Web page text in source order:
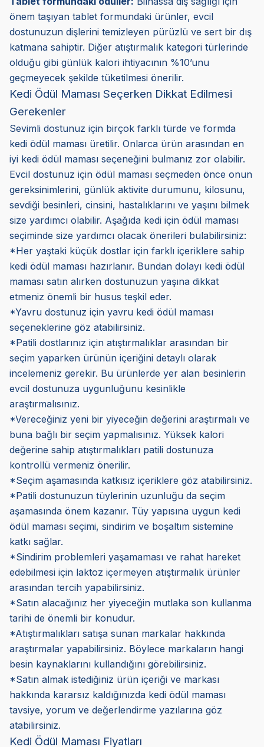
önem taşıyan tablet formundaki ürünler, evcil
dostunuzun dişlerini temizleyen pürüzlü ve sert bir dış
katmana sahiptir. Diğer atıştırmalık kategori türlerinde
olduğu gibi günlük kalori ihtiyacının %10’unu
geçmeyecek şekilde tüketilmesi önerilir.
Kedi Ödül Maması Seçerken Dikkat Edilmesi
Gerekenler
Sevimli dostunuz için birçok farklı türde ve formda
kedi ödül maması üretilir. Onlarca ürün arasından en
iyi kedi ödül maması seçeneğini bulmanız zor olabilir.
Evcil dostunuz için ödül maması seçmeden önce onun
gereksinimlerini, günlük aktivite durumunu, kilosunu,
sevdiği besinleri, cinsini, hastalıklarını ve yaşını bilmek
size yardımcı olabilir. Aşağıda kedi için ödül maması
seçiminde size yardımcı olacak önerileri bulabilirsiniz:
*Her yaştaki küçük dostlar için farklı içeriklere sahip
kedi ödül maması hazırlanır. Bundan dolayı kedi ödül
maması satın alırken dostunuzun yaşına dikkat
etmeniz önemli bir husus teşkil eder.
*Yavru dostunuz için yavru kedi ödül maması
seçeneklerine göz atabilirsiniz.
*Patili dostlarınız için atıştırmalıklar arasından bir
seçim yaparken ürünün içeriğini detaylı olarak
incelemeniz gerekir. Bu ürünlerde yer alan besinlerin
evcil dostunuza uygunluğunu kesinlikle
araştırmalısınız.
*Vereceğiniz yeni bir yiyeceğin değerini araştırmalı ve
buna bağlı bir seçim yapmalısınız. Yüksek kalori
değerine sahip atıştırmalıkları patili dostunuza
kontrollü vermeniz önerilir.
*Seçim aşamasında katkısız içeriklere göz atabilirsiniz.
*Patili dostunuzun tüylerinin uzunluğu da seçim
aşamasında önem kazanır. Tüy yapısına uygun kedi
ödül maması seçimi, sindirim ve boşaltım sistemine
katkı sağlar.
*Sindirim problemleri yaşamaması ve rahat hareket
edebilmesi için laktoz içermeyen atıştırmalık ürünler
arasından tercih yapabilirsiniz.
*Satın alacağınız her yiyeceğin mutlaka son kullanma
tarihi de önemli bir konudur.
*Atıştırmalıkları satışa sunan markalar hakkında
araştırmalar yapabilirsiniz. Böylece markaların hangi
besin kaynaklarını kullandığını görebilirsiniz.
*Satın almak istediğiniz ürün içeriği ve markası
hakkında kararsız kaldığınızda kedi ödül maması
tavsiye, yorum ve değerlendirme yazılarına göz
atabilirsiniz.
Kedi Ödül Maması Fiyatları